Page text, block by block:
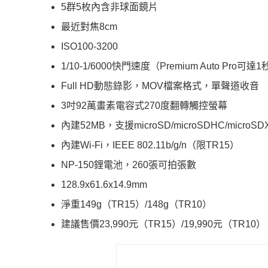
5群5枚內含非球面鏡片
最近對焦8cm
ISO100-3200
1/10-1/6000快門速度（Premium Auto Pro可達1秒
Full HD動態錄影，MOV檔案格式，單聲道收音
3吋92萬畫素電容式270度翻轉觸控螢幕
內建52MB，支援microSD/microSDHC/
內建Wi-Fi，IEEE 802.11b/g/n（限TR15）
NP-150鋰電池，260張可拍張數
128.9x61.6x14.9mm
淨重149g（TR15）/148g（TR10）
建議售價23,990元（TR15）/19,990元（TR10）